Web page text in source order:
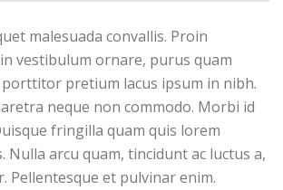
malesuada convallis. Proin
vestibulum ornare, purus quam
pretium lacus ipsum in nibh.
neque non commodo. Morbi id
fringilla quam quis lorem
Nulla arcu quam, tincidunt ac luctus a,
Pellentesque et pulvinar enim.